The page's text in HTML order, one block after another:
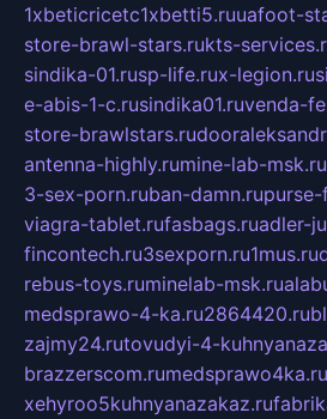
1xbeticricetc1xbetti5.ruuafoot-
store-brawl-stars.rukts-
sindika-01.rusp-life.rux-legion.ru
e-abis-1-c.rusindika01.ruvenda-
store-brawlstars.ru
antenna-highly.rumine-lab-msk.ru
3-sex-porn.ruban-damn.ru
viagra-tablet.rufasbags.ruadler-
fincontech.ru3sexporn.ru1mus.ru
rebus-toys.ruminelab-msk.ru
medsprawo-4-ka.ru2864420.ru
zajmy24.rutovudyi-4-
brazzerscom.rumedsprawo4ka.ru
xehyroo5kuhnyanazakaz.ru